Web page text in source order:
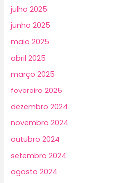
julho 2025
junho 2025
maio 2025
abril 2025
março 2025
fevereiro 2025
dezembro 2024
novembro 2024
outubro 2024
setembro 2024
agosto 2024